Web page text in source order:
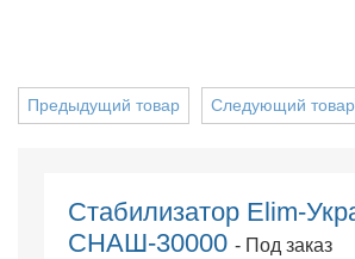
Следующий товар
Предыдущий товар
Стабилизатор Elim-
СНАШ-30000 - Под заказ